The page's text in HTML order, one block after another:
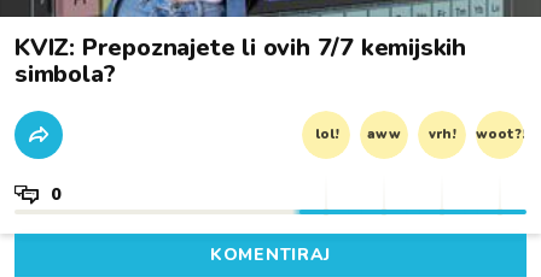
KVIZ: Prepoznajete li ovih 7/7 kemijskih
simbola?
lol! aww vrh! woot?!
0
KOMENTIRAJ